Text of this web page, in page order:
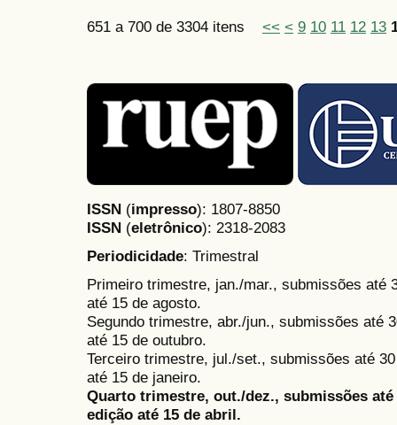
651 a 700 de 3304 itens << < 9 10 11 12 13
ISSN (impresso): 1807-8850
ISSN (eletrônico): 2318-2083
Periodicidade: Trimestral
Primeiro trimestre, jan./mar., submissões até
até 15 de agosto.
Segundo trimestre, abr./jun., submissões até
até 15 de outubro.
Terceiro trimestre, jul./set., submissões até
até 15 de janeiro.
Quarto trimestre, out./dez., submissões
edição até 15 de abril.